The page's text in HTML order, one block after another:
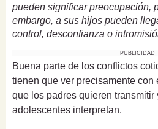
pueden significar preocupación,
embargo, a sus hijos pueden
control, desconfianza o
PUBLICIDAD
Buena parte de los conflictos
tienen que ver precisamente con
que los padres quieren transmitir
adolescentes interpretan.